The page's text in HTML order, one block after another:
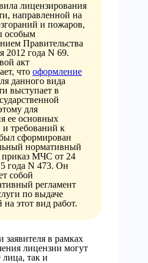
лицензирования
направленной на
и пожаров,
особым
Правительства
2012 года N 69.
акт
что оформление
данного вида
выступает в
для
ее основных
и требований к
сформирован
нормативный
приказ МЧС от 24
года N 473. Он
собой
регламент
по выдаче
этот вид работ.
заявителя в рамках
лицензии могут
так и